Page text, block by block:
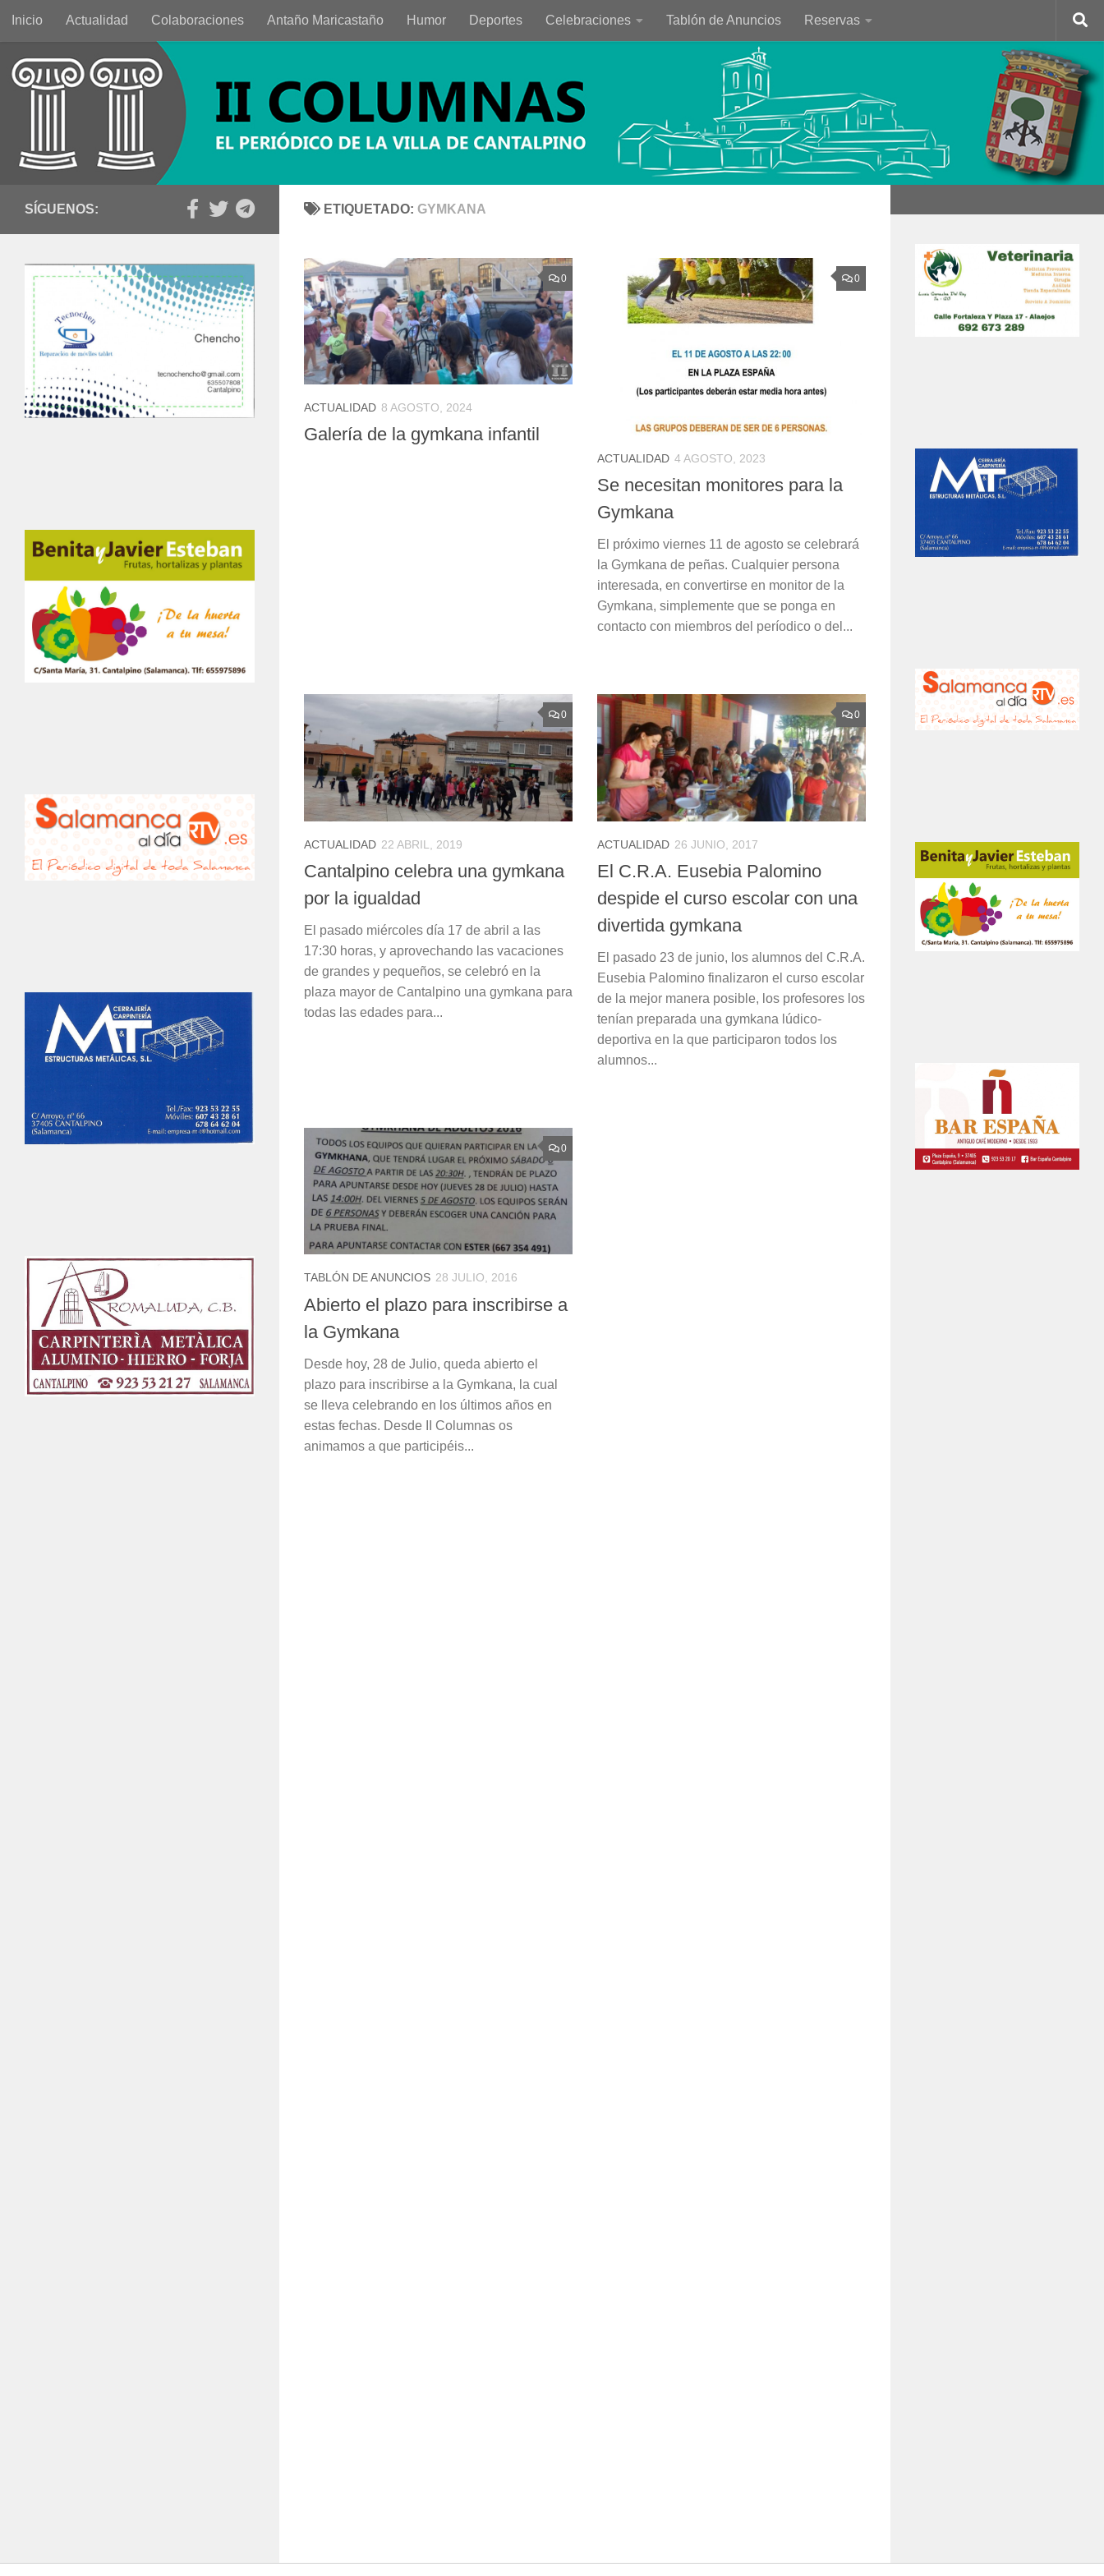
Saltar al contenido
Inicio Actualidad Colaboraciones Antaño Maricastaño Humor Deportes Celebraciones Tablón de Anuncios Reservas
ETIQUETADO: GYMKANA
0
ACTUALIDAD 8 AGOSTO, 2024
Galería de la gymkana infantil
0
ACTUALIDAD 4 AGOSTO, 2023
Se necesitan monitores para la
Gymkana
El próximo viernes 11 de agosto se celebrará
la Gymkana de peñas. Cualquier persona
interesada, en convertirse en monitor de la
Gymkana, simplemente que se ponga en
contacto con miembros del períodico o del...
0
ACTUALIDAD 22 ABRIL, 2019
Cantalpino celebra una gymkana
por la igualdad
El pasado miércoles día 17 de abril a las
17:30 horas, y aprovechando las vacaciones
de grandes y pequeños, se celebró en la
plaza mayor de Cantalpino una gymkana para
todas las edades para...
0
ACTUALIDAD 26 JUNIO, 2017
El C.R.A. Eusebia Palomino
despide el curso escolar con una
divertida gymkana
El pasado 23 de junio, los alumnos del C.R.A.
Eusebia Palomino finalizaron el curso escolar
de la mejor manera posible, los profesores los
tenían preparada una gymkana lúdico-
deportiva en la que participaron todos los
alumnos...
0
TABLÓN DE ANUNCIOS 28 JULIO, 2016
Abierto el plazo para inscribirse a
la Gymkana
Desde hoy, 28 de Julio, queda abierto el
plazo para inscribirse a la Gymkana, la cual
se lleva celebrando en los últimos años en
estas fechas. Desde II Columnas os
animamos a que participéis...
SÍGUENOS: